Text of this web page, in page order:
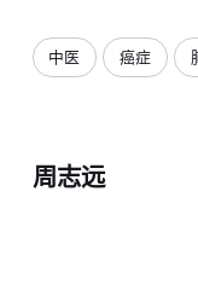
中医 癌症
周志远